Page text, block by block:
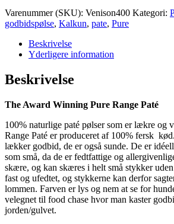
Varenummer (SKU): Venison400 Kategori:
godbidspølse, Kalkun, pate, Pure
Beskrivelse
Yderligere information
Beskrivelse
The Award Winning Pure Range Paté
100% naturlige paté pølser som er lækre og
Range Paté er produceret af 100% fersk
lækker godbid, de er også sunde. De er
som små, da de er fedtfattige og
skære, og kan skæres i helt små stykker
fast og ufedtet, og stykkerne kan derfor
lommen. Farven er lys og nem at se for
velegnet til food chase hvor man kaster
jorden/gulvet.